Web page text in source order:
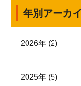
年別アーカ
2026年 (2)
2025年 (5)